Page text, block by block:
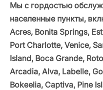
Мы с гордостью
населенные пункты,
Acres, Bonita Springs,
Port Charlotte, Venice,
Island, Boca Grande,
Arcadia, Alva, Labelle,
Bokeelia, Captiva, Pine